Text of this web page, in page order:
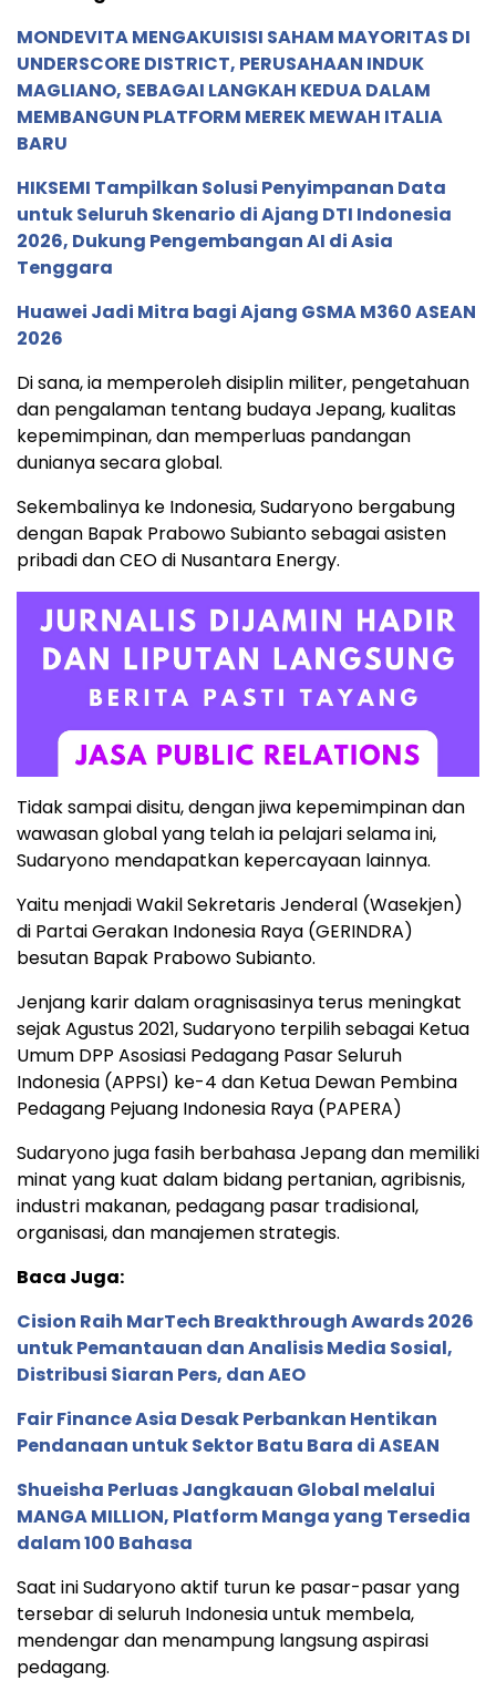
MONDEVITA MENGAKUISISI SAHAM MAYORITAS DI
UNDERSCORE DISTRICT, PERUSAHAAN INDUK
MAGLIANO, SEBAGAI LANGKAH KEDUA DALAM
MEMBANGUN PLATFORM MEREK MEWAH ITALIA
BARU
HIKSEMI Tampilkan Solusi Penyimpanan Data
untuk Seluruh Skenario di Ajang DTI Indonesia
2026, Dukung Pengembangan AI di Asia
Tenggara
Huawei Jadi Mitra bagi Ajang GSMA M360 ASEAN
2026
Di sana, ia memperoleh disiplin militer, pengetahuan
dan pengalaman tentang budaya Jepang, kualitas
kepemimpinan, dan memperluas pandangan
dunianya secara global.
Sekembalinya ke Indonesia, Sudaryono bergabung
dengan Bapak Prabowo Subianto sebagai asisten
pribadi dan CEO di Nusantara Energy.
Tidak sampai disitu, dengan jiwa kepemimpinan dan
wawasan global yang telah ia pelajari selama ini,
Sudaryono mendapatkan kepercayaan lainnya.
Yaitu menjadi Wakil Sekretaris Jenderal (Wasekjen)
di Partai Gerakan Indonesia Raya (GERINDRA)
besutan Bapak Prabowo Subianto.
Jenjang karir dalam oragnisasinya terus meningkat
sejak Agustus 2021, Sudaryono terpilih sebagai Ketua
Umum DPP Asosiasi Pedagang Pasar Seluruh
Indonesia (APPSI) ke-4 dan Ketua Dewan Pembina
Pedagang Pejuang Indonesia Raya (PAPERA)
Sudaryono juga fasih berbahasa Jepang dan memiliki
minat yang kuat dalam bidang pertanian, agribisnis,
industri makanan, pedagang pasar tradisional,
organisasi, dan manajemen strategis.
Baca Juga:
Cision Raih MarTech Breakthrough Awards 2026
untuk Pemantauan dan Analisis Media Sosial,
Distribusi Siaran Pers, dan AEO
Fair Finance Asia Desak Perbankan Hentikan
Pendanaan untuk Sektor Batu Bara di ASEAN
Shueisha Perluas Jangkauan Global melalui
MANGA MILLION, Platform Manga yang Tersedia
dalam 100 Bahasa
Saat ini Sudaryono aktif turun ke pasar-pasar yang
tersebar di seluruh Indonesia untuk membela,
mendengar dan menampung langsung aspirasi
pedagang.